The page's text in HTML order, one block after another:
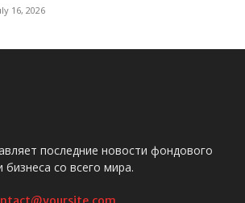
16, 2026
последние новости фондового
со всего мира.